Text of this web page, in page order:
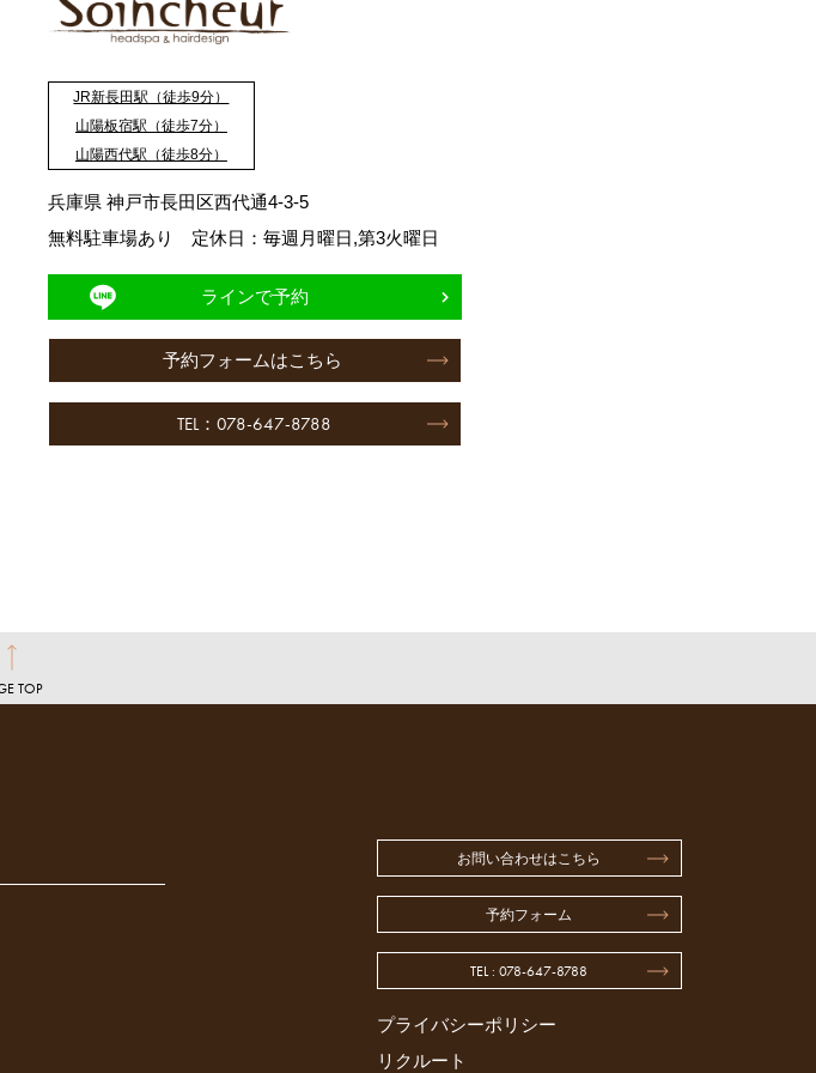
JR新長田駅（徒歩9分）
山陽板宿駅（徒歩7分）
山陽西代駅（徒歩8分）
兵庫県 神戸市長田区西代通4-3-5
無料駐車場あり 定休日：毎週月曜日,第3火曜日
ラインで予約
予約フォームはこちら
TEL：078-647-8788
TOP
お問い合わせはこちら
予約フォーム
TEL : 078-647-8788
プライバシーポリシー
リクルート